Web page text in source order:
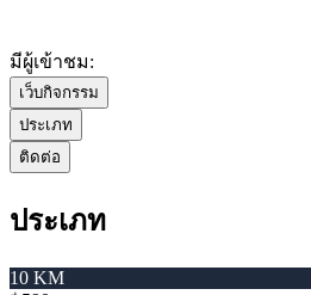
มีผู้เข้าชม:
เว็บกิจกรรม
ประเภท
ติดต่อ
ประเภท
10 KM